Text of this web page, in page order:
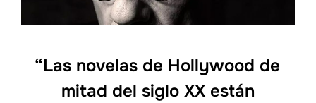
“Las novelas de Hollywood de
mitad del siglo XX están